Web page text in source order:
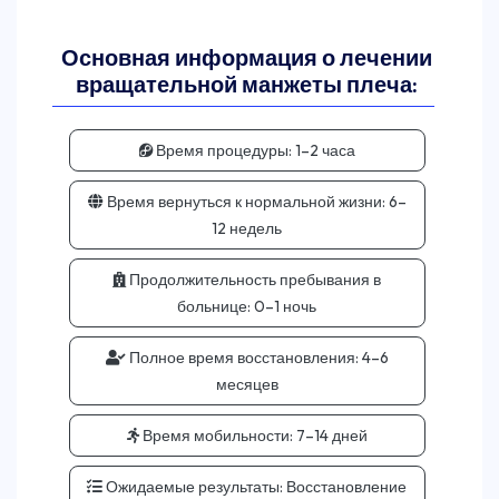
Основная информация о лечении
вращательной манжеты плеча:
Время процедуры: 1–2 часа
Время вернуться к нормальной жизни: 6–
12 недель
Продолжительность пребывания в
больнице: 0–1 ночь
Полное время восстановления: 4–6
месяцев
Время мобильности: 7–14 дней
Ожидаемые результаты: Восстановление